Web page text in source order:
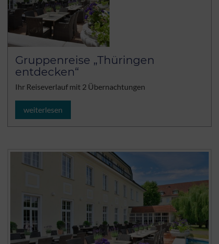
Gruppenreise „Thüringen
entdecken“
Ihr Reiseverlauf mit 2 Übernachtungen
weiterlesen